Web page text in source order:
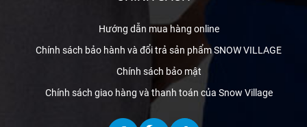
Hướng dẫn mua hàng online
Chính sách bảo hành và đổi trả sản phẩm SNOW VILLAGE
Chính sách bảo mật
Chính sách giao hàng và thanh toán của Snow Village